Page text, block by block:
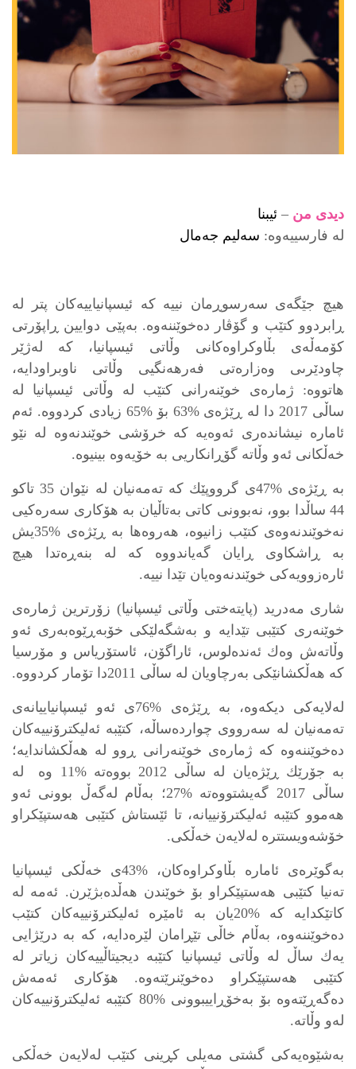
ديدى من – ئيبنا
لە فارسييەوە: سەليم جەمال
هيچ جێگەى سەرسوڕمان نييه کە ئيسپانياييەكان پتر له
ڕابردوو كتێب و گۆڤار دەخوێننەوه. بەپێى دوايين ڕاپۆرتى
كۆمەڵەى بڵاوكراوەكانى وڵاتى ئيسپانيا، كە لەژێر
چاودێرىی وەزارەتى فەرهەنگیی وڵاتى ناوبراودايه،
هاتووه: ژمارەى خوێنەرانى كتێب له وڵاتى ئيسپانيا لە
ساڵى 2017 دا لە ڕێژەى %63 بۆ %65 زيادی كردووه. ئەم
ئاماره نيشاندەرى ئەوەيه كە خرۆشى خوێندنەوه لە نێو
خەڵكانى ئەو وڵاته گۆڕانكاريى بە خۆيەوه بينيوه.
بە ڕێژەى %47ى گرووپێك كە تەمەنيان لە نێوان 35 تاكو
44 ساڵدا بوو، نەبوونى كاتى بەتاڵيان بە هۆكارى سەرەكیی
نەخوێندنەوەى كتێب زانيوه، هەروەها بە ڕێژەى %35يش
بە ڕاشكاوى ڕايان گەياندووە كه له بنەڕەتدا هيچ
ئارەزوويەكى خوێندنەوەيان تێدا نييه.
شارى مەدريد (پايتەختى وڵاتى ئيسپانيا) زۆرترين ژمارەى
خوێنەرى كتێبى تێدايه و بەشگەلێكى خۆبەڕێوەبەرى ئەو
وڵاتەش وەك ئەندەلوس، ئاراگۆن، ئاستۆرياس و مۆرسيا
كه‌ هەڵكشانێكى بەرچاويان لە ساڵى 2011دا تۆمار كردووه.
لەلايەكى ديكەوە، بە ڕێژەى %76ى ئەو ئيسپانياييانەى
تەمەنيان لە سەرووى چواردەساڵه، كتێبە ئەليكترۆنييەكان
دەخوێننەوه كە ژمارەى خوێنەرانى ڕوو لە هەڵكشاندايه؛
بە جۆرێك ڕێژەيان لە ساڵى 2012 بووەته %11 وه لە
ساڵى 2017 گەيشتووەته %27؛ بەڵام لەگەڵ بوونى ئەو
هەموو كتێبە ئەليكترۆنييانە، تا ئێستاش كتێبى هەستپێكراو
خۆشەويستتره لەلايەن خەڵكى.
بەگوێرەى ئاماره بڵاوكراوەكان، %43ى خەڵكى ئيسپانيا
تەنيا كتێبى هەستپێكراو بۆ خوێندن هەڵدەبژێرن. ئەمە لە
كاتێكدايە كە %20يان بە ئامێرە ئەليكترۆنييەكان كتێب
دەخوێننەوە، بەڵام خاڵى تێڕامان لێرەدايه، كه بە درێژايى
يەك ساڵ لە وڵاتى ئيسپانيا كتێبه ديجيتاڵييەكان زياتر له
كتێبى هەستپێكراو دەخوێنرێتەوه. هۆكارى ئەمەش
دەگەڕێتەوە بۆ بەخۆڕايیبوونى %80 كتێبه ئەليكترۆنييەكان
لەو وڵاته.
بەشێوەيەكى گشتى مەيلى كڕينى كتێب لەلايەن خەڵكى